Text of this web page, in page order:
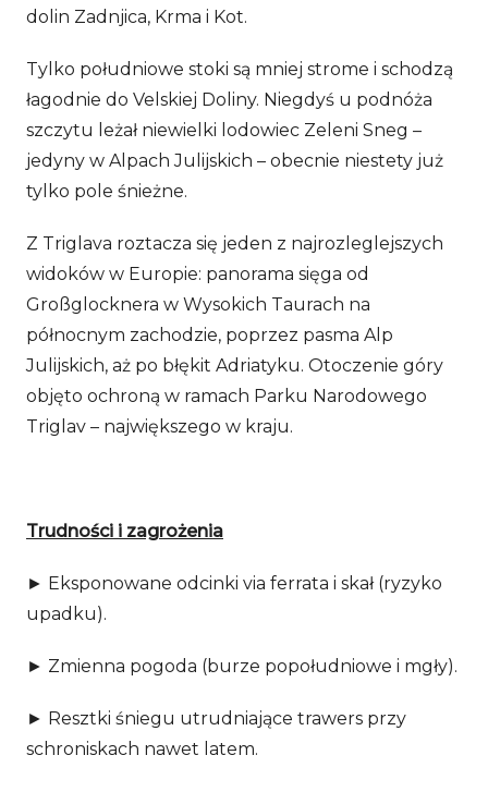
dolin Zadnjica, Krma i Kot.
Tylko południowe stoki są mniej strome i schodzą
łagodnie do Velskiej Doliny. Niegdyś u podnóża
szczytu leżał niewielki lodowiec Zeleni Sneg –
jedyny w Alpach Julijskich – obecnie niestety już
tylko pole śnieżne.
Z Triglava roztacza się jeden z najrozleglejszych
widoków w Europie: panorama sięga od
Großglocknera w Wysokich Taurach na
północnym zachodzie, poprzez pasma Alp
Julijskich, aż po błękit Adriatyku. Otoczenie góry
objęto ochroną w ramach Parku Narodowego
Triglav – największego w kraju.
Trudności i zagrożenia
► Eksponowane odcinki via ferrata i skał (ryzyko
upadku).
► Zmienna pogoda (burze popołudniowe i mgły).
► Resztki śniegu utrudniające trawers przy
schroniskach nawet latem.